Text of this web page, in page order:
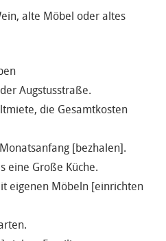
alte Möbel oder altes
Augstusstraße.
die Gesamtkosten
[bezhalen].
eine Große Küche.
eigenen Möbeln [einrichten